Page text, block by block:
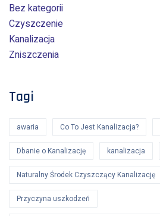
Bez kategorii
Czyszczenie
Kanalizacja
Zniszczenia
Tagi
awaria Co To Jest Kanalizacja?
Dbanie o Kanalizację kanalizacja
Naturalny Środek Czyszczący Kanalizację
Przyczyna uszkodzeń